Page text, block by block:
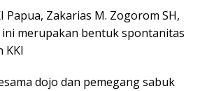
Zakarias M. Zogorom SH,
merupakan bentuk spontanitas
KKI
dojo dan pemegang sabuk